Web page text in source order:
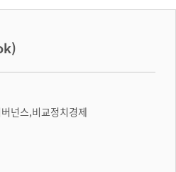
넌스,비교정치경제